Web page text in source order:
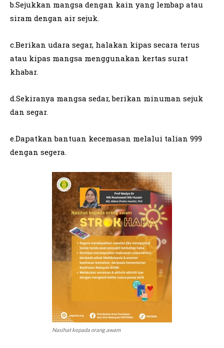
b.Sejukkan mangsa dengan kain yang lembap atau
siram dengan air sejuk.
c.Berikan udara segar, halakan kipas secara terus
atau kipas mangsa menggunakan kertas surat
khabar.
d.Sekiranya mangsa sedar, berikan minuman sejuk
dan segar.
e.Dapatkan bantuan kecemasan melalui talian 999
dengan segera.
Nasihat kepada orang awam